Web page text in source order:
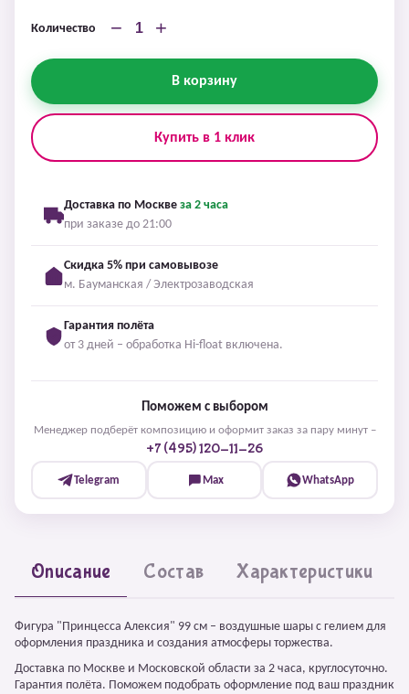
Количество − +
В корзину
Купить в 1 клик
Доставка по Москве за 2 часа
при заказе до 21:00
Скидка 5% при самовывозе
м. Бауманская / Электрозаводская
Гарантия полёта
от 3 дней – обработка Hi-float включена.
Поможем с выбором
Менеджер подберёт композицию и оформит заказ за пару минут –
+7 (495) 120-11-26
Telegram Max WhatsApp
Описание Состав Характеристики
Фигура "Принцесса Алексия" 99 см – воздушные шары с гелием для
оформления праздника и создания атмосферы торжества.
Доставка по Москве и Московской области за 2 часа, круглосуточно.
Гарантия полёта. Поможем подобрать оформление под ваш праздник